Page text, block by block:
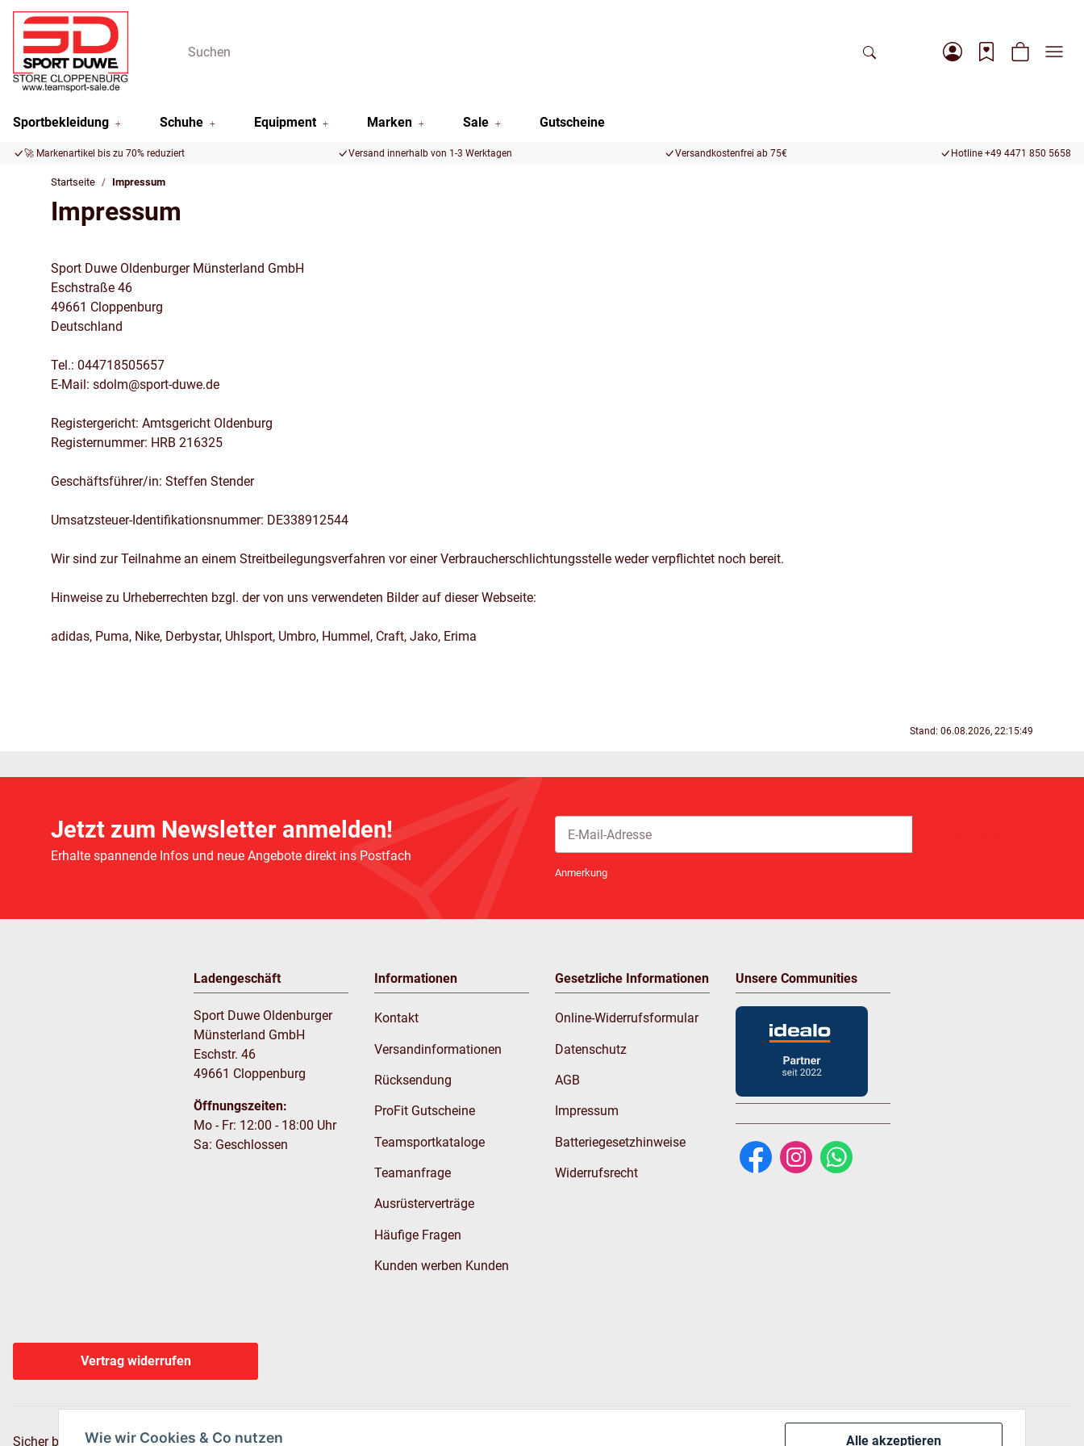
Alle akzeptieren
Wie wir Cookies & Co nutzen
Sportbekleidung Schuhe Equipment Marken Sale Gutscheine
🚀 Markenartikel bis zu 70% reduziert Versand innerhalb von 1-3 Werktagen Versandkostenfrei ab 75€ Hotline +49 4471 850 5658
Startseite Impressum
Impressum
Sport Duwe Oldenburger Münsterland GmbH
Eschstraße 46
49661 Cloppenburg
Deutschland
Tel.: 044718505657
E-Mail: sdolm@sport-duwe.de
Registergericht: Amtsgericht Oldenburg
Registernummer: HRB 216325
Geschäftsführer/in: Steffen Stender
Umsatzsteuer-Identifikationsnummer: DE338912544
Wir sind zur Teilnahme an einem Streitbeilegungsverfahren vor einer Verbraucherschlichtungsstelle weder verpflichtet noch bereit.
Hinweise zu Urheberrechten bzgl. der von uns verwendeten Bilder auf dieser Webseite:
adidas, Puma, Nike, Derbystar, Uhlsport, Umbro, Hummel, Craft, Jako, Erima
Stand: 06.08.2026, 22:15:49
Jetzt zum Newsletter anmelden!
Erhalte spannende Infos und neue Angebote direkt ins Postfach
Anmerkung
Ladengeschäft
Sport Duwe Oldenburger
Münsterland GmbH
Eschstr. 46
49661 Cloppenburg
Öffnungszeiten:
Mo - Fr: 12:00 - 18:00 Uhr
Sa: Geschlossen
Informationen
Kontakt
Versandinformationen
Rücksendung
ProFit Gutscheine
Teamsportkataloge
Teamanfrage
Ausrüsterverträge
Häufige Fragen
Kunden werben Kunden
Gesetzliche Informationen
Online-Widerrufsformular
Datenschutz
AGB
Impressum
Batteriegesetzhinweise
Widerrufsrecht
Unsere Communities
Vertrag widerrufen
Sicher bezahlen via: